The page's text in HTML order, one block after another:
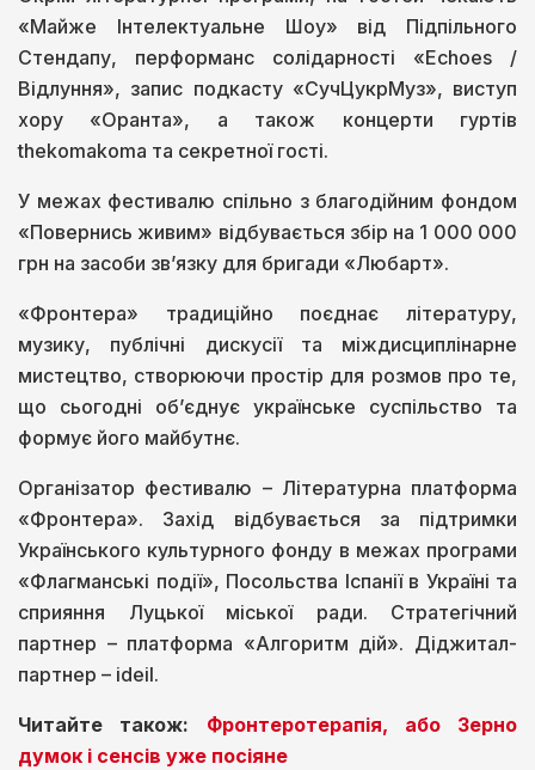
«Майже Інтелектуальне Шоу» від Підпільного
Стендапу, перформанс солідарності «Echoes /
Відлуння», запис подкасту «СучЦукрМуз», виступ
хору «Оранта», а також концерти гуртів
thekomakoma та секретної гості.
У межах фестивалю спільно з благодійним фондом
«Повернись живим» відбувається збір на 1 000 000
грн на засоби зв’язку для бригади «Любарт».
«Фронтера» традиційно поєднає літературу,
музику, публічні дискусії та міждисциплінарне
мистецтво, створюючи простір для розмов про те,
що сьогодні об’єднує українське суспільство та
формує його майбутнє.
Організатор фестивалю – Літературна платформа
«Фронтера». Захід відбувається за підтримки
Українського культурного фонду в межах програми
«Флагманські події», Посольства Іспанії в Україні та
сприяння Луцької міської ради. Стратегічний
партнер – платформа «Алгоритм дій». Діджитал-
партнер – ideil.
Читайте також: Фронтеротерапія, або Зерно
думок і сенсів уже посіяне